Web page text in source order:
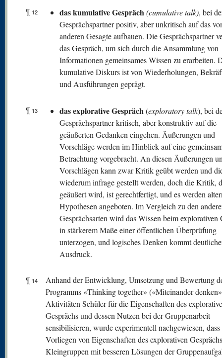
¶ 12 das kumulative Gespräch (cumulative talk), bei
Gesprächspartner positiv, aber unkritisch auf das
anderen Gesagte aufbauen. Die Gesprächspartner
das Gespräch, um sich durch die Ansammlung von
Informationen gemeinsames Wissen zu erarbeiten.
kumulative Diskurs ist von Wiederholungen,
und Ausführungen geprägt.
¶ 13 das explorative Gespräch (exploratory talk), bei
Gesprächspartner kritisch, aber konstruktiv auf die
geäußerten Gedanken eingehen. Äußerungen und
Vorschläge werden im Hinblick auf eine
Betrachtung vorgebracht. An diesen Äußerungen
Vorschlägen kann zwar Kritik geübt werden und
wiederum infrage gestellt werden, doch die Kritik,
geäußert wird, ist gerechtfertigt, und es werden
Hypothesen angeboten. Im Vergleich zu den
Gesprächsarten wird das Wissen beim explorativen
in stärkerem Maße einer öffentlichen Überprüfung
unterzogen, und logisches Denken kommt
Ausdruck.
¶ 14
Anhand der Entwicklung, Umsetzung und Bewertung
Programms «Thinking together» («Miteinander
Aktivitäten Schüler für die Eigenschaften des
Gesprächs und dessen Nutzen bei der Gruppenarbeit
sensibilisieren, wurde experimentell nachgewiesen, dass
Vorliegen von Eigenschaften des explorativen
Kleingruppen mit besseren Lösungen der